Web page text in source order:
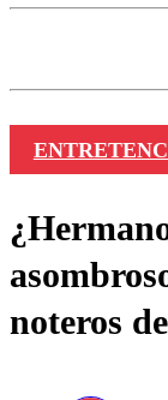
noteros